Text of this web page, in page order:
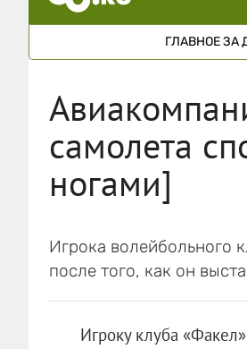
ГЛАВНОЕ ЗА
самолета
ногами]
Игрока волейбольного
после того, как он
Игроку клуба